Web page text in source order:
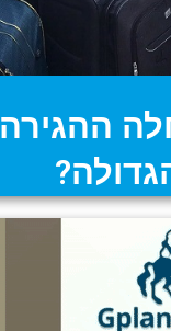
ההגירה